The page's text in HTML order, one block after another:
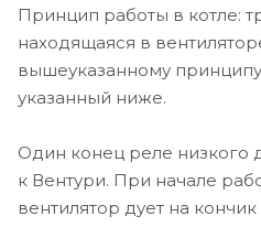
Принцип работы в котле:
находящаяся в
вышеуказанному
указанный ниже.
Один конец реле низкого
к Вентури. При начале
вентилятор дует на